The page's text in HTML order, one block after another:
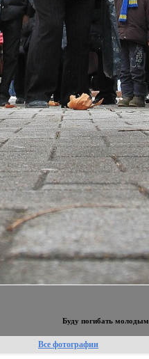
Буду погибать молодым
Все фотографии